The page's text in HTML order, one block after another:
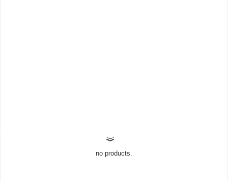
no products.